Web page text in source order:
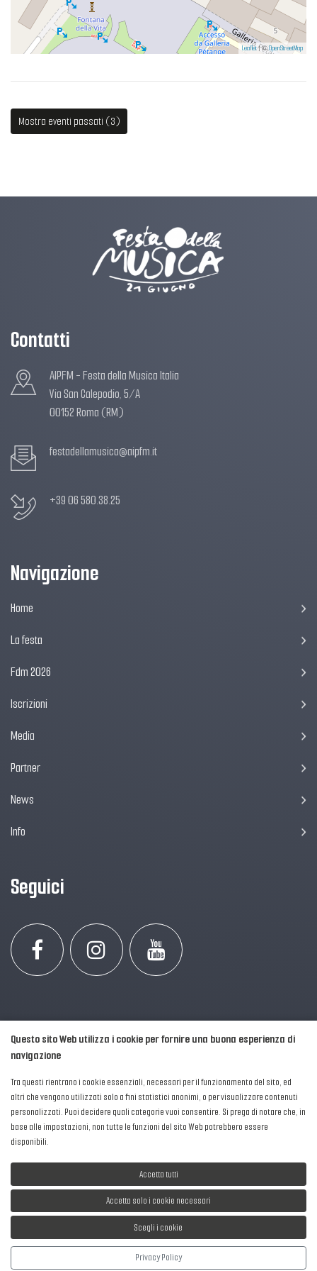
Leaflet| ©OpenStreetMap
Mostra eventi passati (3)
Contatti
AIPFM - Festa della Musica Italia
Via San Calepodio, 5/A
00152 Roma (RM)
festadellamusica@aipfm.it
+39 06 580.38.25
Navigazione
Home
La festa
Fdm 2026
Iscrizioni
Media
Partner
News
Info
Seguici
2016-2026 © AIPFM - Festa della Musica Italia Tutti i Diritti Riservati.
Privacy Policy
| Cookies
Sviluppato daNewMediaConsulting
Questo sito Web utilizza i cookie per fornire una buona esperienza di
navigazione
Tra questi rientrano i cookie essenziali, necessari per il funzionamento del sito, ed
altri che vengono utilizzati solo a fini statistici anonimi, o per visualizzare contenuti
personalizzati. Puoi decidere quali categorie vuoi consentire. Si prega di notare che, in
base alle impostazioni, non tutte le funzioni del sito Web potrebbero essere
disponibili.
Accetta tutti
Accetta solo i cookie necessari
Scegli i cookie
Privacy Policy